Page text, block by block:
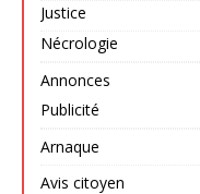
Justice
Nécrologie
Annonces
Publicité
Arnaque
Avis citoyen